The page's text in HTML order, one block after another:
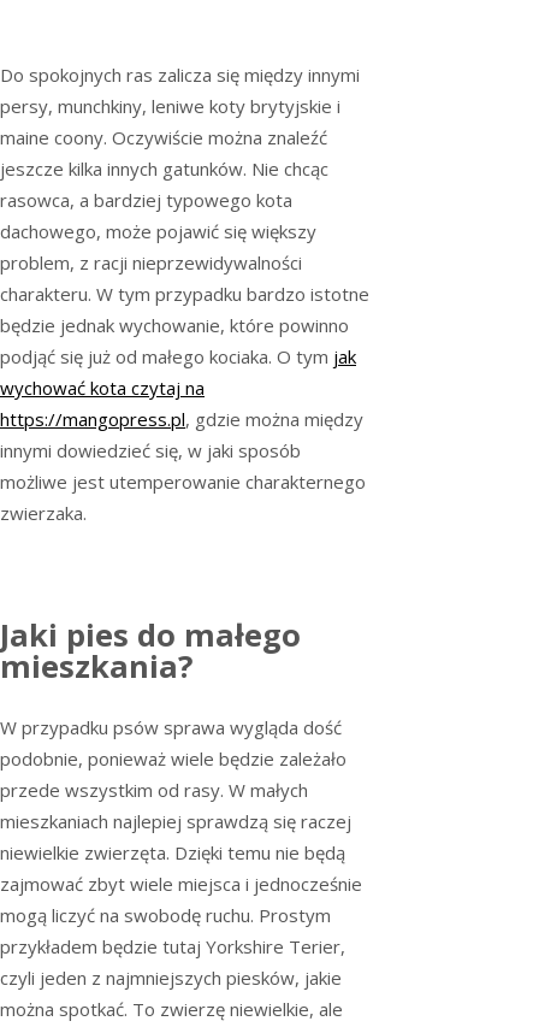
Do spokojnych ras zalicza się między innymi
persy, munchkiny, leniwe koty brytyjskie i
maine coony. Oczywiście można znaleźć
jeszcze kilka innych gatunków. Nie chcąc
rasowca, a bardziej typowego kota
dachowego, może pojawić się większy
problem, z racji nieprzewidywalności
charakteru. W tym przypadku bardzo istotne
będzie jednak wychowanie, które powinno
podjąć się już od małego kociaka. O tym jak
wychować kota czytaj na
https://mangopress.pl, gdzie można między
innymi dowiedzieć się, w jaki sposób
możliwe jest utemperowanie charakternego
zwierzaka.
Jaki pies do małego
mieszkania?
W przypadku psów sprawa wygląda dość
podobnie, ponieważ wiele będzie zależało
przede wszystkim od rasy. W małych
mieszkaniach najlepiej sprawdzą się raczej
niewielkie zwierzęta. Dzięki temu nie będą
zajmować zbyt wiele miejsca i jednocześnie
mogą liczyć na swobodę ruchu. Prostym
przykładem będzie tutaj Yorkshire Terier,
czyli jeden z najmniejszych piesków, jakie
można spotkać. To zwierzę niewielkie, ale